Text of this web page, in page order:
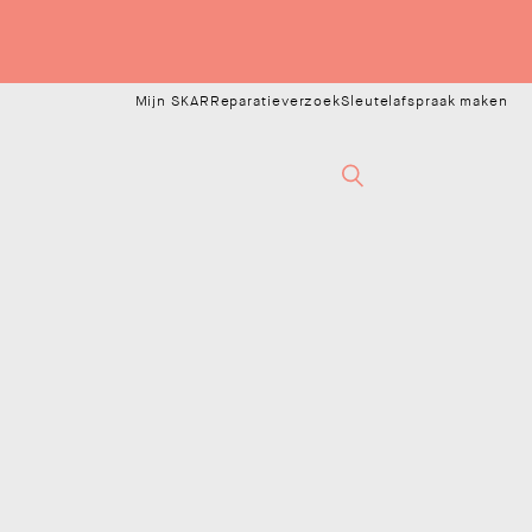
Mijn SKAR ReparatieverzoekSleutelafspraak maken